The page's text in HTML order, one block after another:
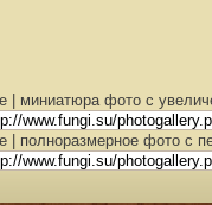
| миниатюра фото с
| полноразмерное фото с